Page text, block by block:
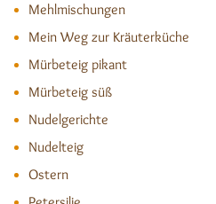
Mehlmischungen
Mein Weg zur Kräuterküche
Mürbeteig pikant
Mürbeteig süß
Nudelgerichte
Nudelteig
Ostern